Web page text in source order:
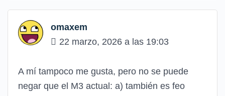
omaxem
22 marzo, 2026 a las 19:03
A mí tampoco me gusta, pero no se puede
negar que el M3 actual: a) también es feo